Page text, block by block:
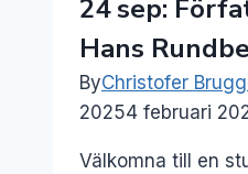
under
ytan
24 sep:
Hans
ByChristofer
20254 februari
Välkomna till en